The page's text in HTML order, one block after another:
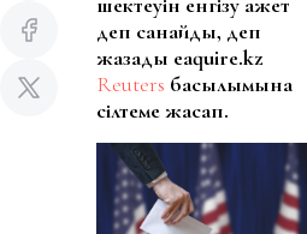
деп санайды, деп
жазады eaquire.kz
Reuters басылымына
сілтеме жасап.